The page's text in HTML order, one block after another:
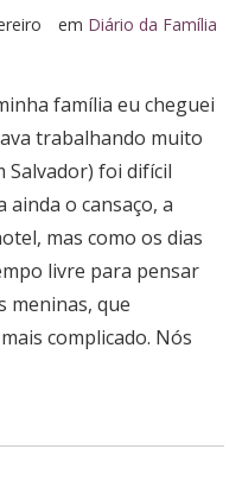
em Diário da Família
família eu cheguei
trabalhando muito
Salvador) foi difícil
ainda o cansaço, a
mas como os dias
livre para pensar
meninas, que
complicado. Nós